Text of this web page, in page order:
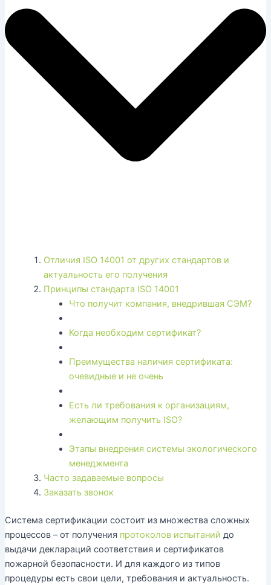
Отличия ISO 14001 от других стандартов и
актуальность его получения
Принципы стандарта ISO 14001
Что получит компания, внедрившая СЭМ?
Когда необходим сертификат?
Преимущества наличия сертификата:
очевидные и не очень
Есть ли требования к организациям,
желающим получить ISO?
Этапы внедрения системы экологического
менеджмента
Часто задаваемые вопросы
Заказать звонок
Система сертификации состоит из множества сложных
процессов – от получения протоколов испытаний до
выдачи деклараций соответствия и сертификатов
пожарной безопасности. И для каждого из типов
процедуры есть свои цели, требования и актуальность.